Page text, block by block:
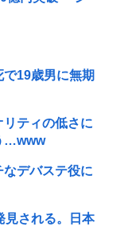
で19歳男に無期
リティの低さに
…www
デバステ役に
見される。日本